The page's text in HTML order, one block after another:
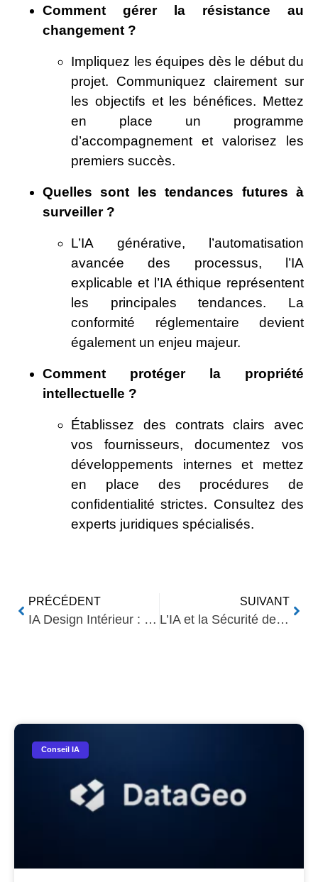
Comment gérer la résistance au
changement ?
Impliquez les équipes dès le début du
projet. Communiquez clairement sur
les objectifs et les bénéfices. Mettez
en place un programme
d’accompagnement et valorisez les
premiers succès.
Quelles sont les tendances futures à
surveiller ?
L’IA générative, l’automatisation
avancée des processus, l’IA
explicable et l’IA éthique représentent
les principales tendances. La
conformité réglementaire devient
également un enjeu majeur.
Comment protéger la propriété
intellectuelle ?
Établissez des contrats clairs avec
vos fournisseurs, documentez vos
développements internes et mettez
en place des procédures de
confidentialité strictes. Consultez des
experts juridiques spécialisés.
PRÉCÉDENT
IA Design Intérieur : Tendances Actuelles
SUIVANT
L’IA et la Sécurité des Données : Enjeux, Opportunités et Perspectives Stratégiques
Conseil IA